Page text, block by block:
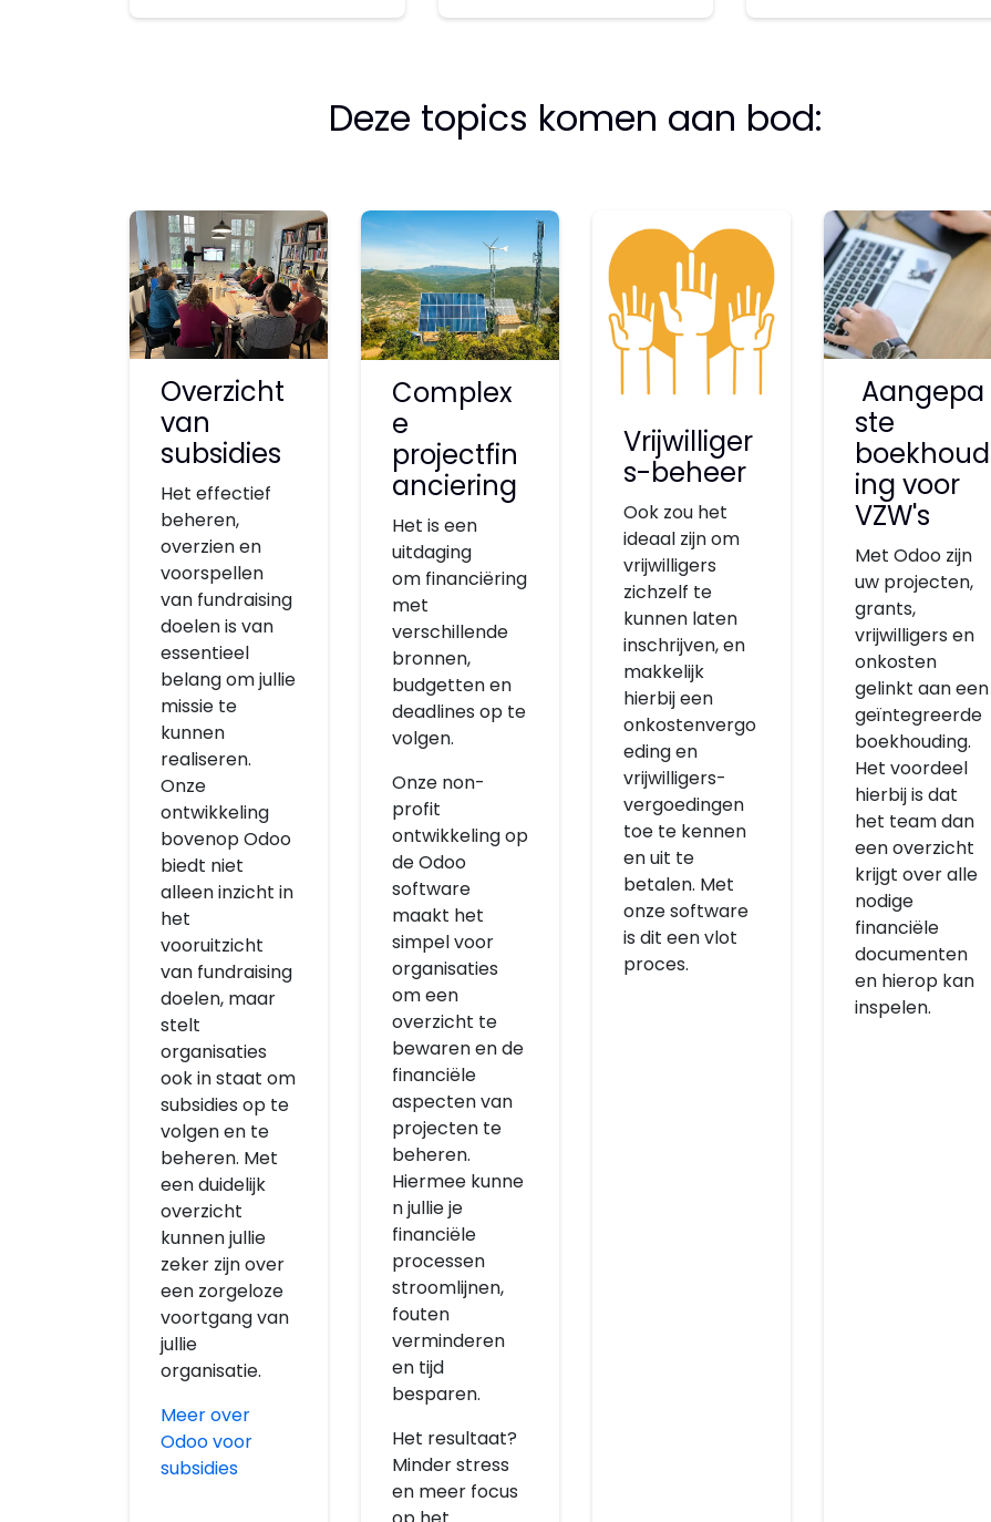
Deze topics komen aan bod:
Overzicht
van
subsidies
Het effectief
beheren,
overzien en
voorspellen
van fundraising
doelen is van
essentieel
belang om jullie
missie te
kunnen
realiseren.
Onze
ontwikkeling
bovenop Odoo
biedt niet
alleen inzicht in
het
vooruitzicht
van fundraising
doelen, maar
stelt
organisaties
ook in staat om
subsidies op te
volgen en te
beheren. Met
een duidelijk
overzicht
kunnen jullie
zeker zijn over
een zorgeloze
voortgang van
jullie
organisatie.
Meer over
Odoo voor
subsidies
Complex
e
projectfin
anciering
Het is een
uitdaging
om financiëring
met
verschillende
bronnen,
budgetten en
deadlines op te
volgen.
Onze non-
profit
ontwikkeling op
de Odoo
software
maakt het
simpel voor
organisaties
om een
overzicht te
bewaren en de
financiële
aspecten van
projecten te
beheren.
Hiermee kunne
n jullie je
financiële
processen
stroomlijnen,
fouten
verminderen
en tijd
besparen.
Het resultaat?
Minder stress
en meer focus
Vrijwilliger
s-beheer
Ook zou het
ideaal zijn om
vrijwilligers
zichzelf te
kunnen laten
inschrijven, en
makkelijk
hierbij een
onkostenvergo
eding en
vrijwilligers-
vergoedingen
toe te kennen
en uit te
betalen. Met
onze software
is dit een vlot
proces.
Aangepa
ste
boekhoud
ing voor
VZW's
Met Odoo zijn
uw projecten,
grants,
vrijwilligers en
onkosten
gelinkt aan een
geïntegreerde
boekhouding.
Het voordeel
hierbij is dat
het team dan
een overzicht
krijgt over alle
nodige
financiële
documenten
en hierop kan
inspelen.